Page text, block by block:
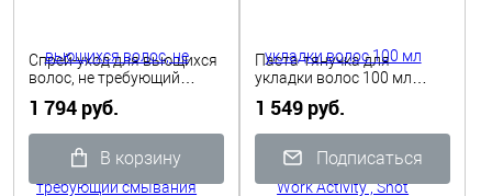
Спрей-уход для вьющихся
волос, не требующий
Design Shot
1 794 руб.
В корзину
Паста-тянучка для
укладки волос 100 мл
1 549 руб.
Подписаться